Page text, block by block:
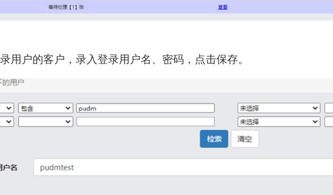
用户的客户，录入登录用户名、密码，点击保存。